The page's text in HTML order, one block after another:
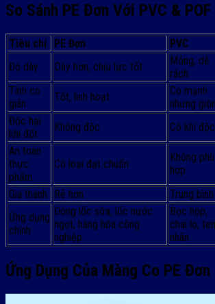
So Sánh PE Đơn Với PVC & POF
Tiêu chí PE Đơn PVC
Độ dày
Dày hơn, chịu lực tốt
Mỏng, dễ
rách
Tính co
giãn
Tốt, linh hoạt
Co mạnh
nhưng giòn
Độc hại
khi đốt
Không độc Có khí độc
An toàn
thực
phẩm
Có loại đạt chuẩn
Không phù
hợp
Giá thành
Rẻ hơn Trung bình
Ứng dụng
chính
Đóng lốc sữa, lốc nước
ngọt, hàng hóa công
nghiệp
Bọc hộp,
chai lọ,
nhãn
Ứng Dụng Của Màng Co PE Đơn